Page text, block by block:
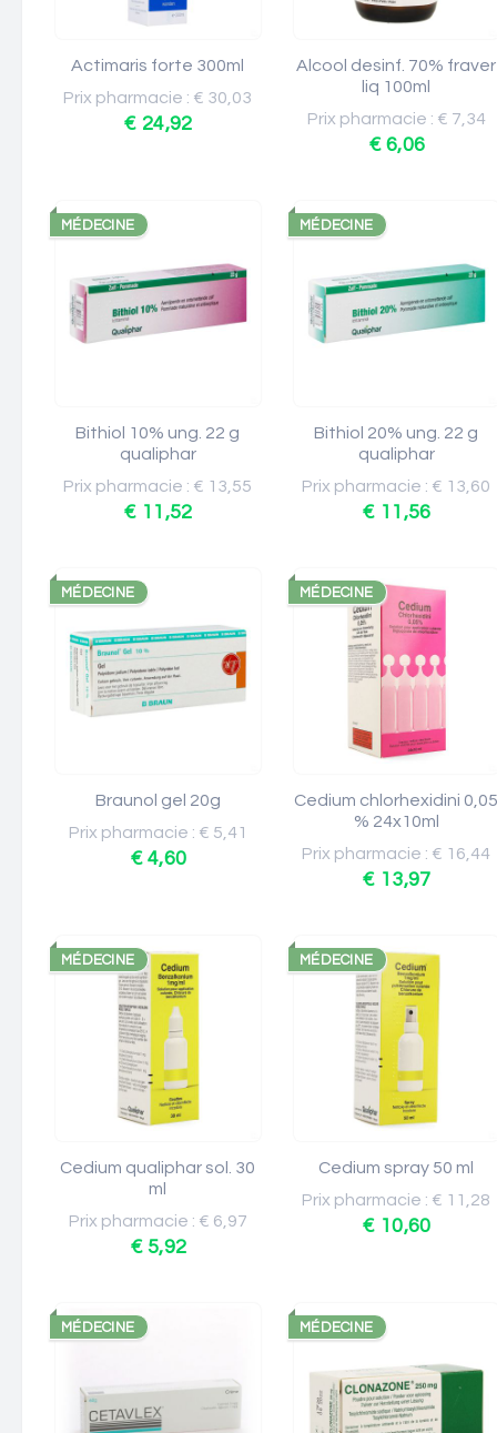
Actimaris forte 300ml
Prix pharmacie : € 30,03
€ 24,92
Alcool desinf. 70% fraver
liq 100ml
Prix pharmacie : € 7,34
€ 6,06
MÉDECINE
Bithiol 10% ung. 22 g
qualiphar
Prix pharmacie : € 13,55
€ 11,52
MÉDECINE
Bithiol 20% ung. 22 g
qualiphar
Prix pharmacie : € 13,60
€ 11,56
MÉDECINE
Braunol gel 20g
Prix pharmacie : € 5,41
€ 4,60
MÉDECINE
Cedium chlorhexidini
% 24x10ml
Prix pharmacie : € 16,44
€ 13,97
MÉDECINE
Cedium qualiphar sol. 30
ml
Prix pharmacie : € 6,97
€ 5,92
MÉDECINE
Cedium spray 50 ml
Prix pharmacie : € 11,28
€ 10,60
MÉDECINE MÉDECINE